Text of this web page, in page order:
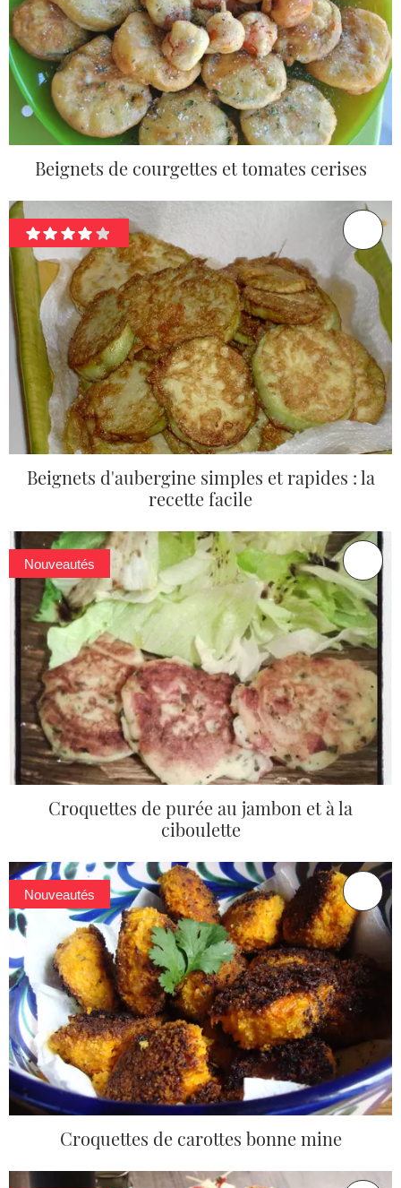
Beignets de courgettes et tomates cerises
Beignets d'aubergine simples et rapides : la
recette facile
Nouveautés
Croquettes de purée au jambon et à la
ciboulette
Nouveautés
Croquettes de carottes bonne mine